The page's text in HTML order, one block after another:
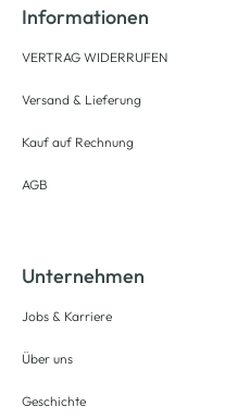
Informationen
VERTRAG WIDERRUFEN
Versand & Lieferung
Kauf auf Rechnung
AGB
Unternehmen
Jobs & Karriere
Über uns
Geschichte